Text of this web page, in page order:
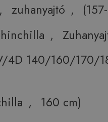
, zuhanyajtó ,
,
4D 140/160/170/
, 160 cm)